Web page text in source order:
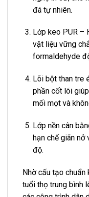
đá tự nhiên.
Lớp keo PUR –
vật liệu vững
formaldehyde
Lõi bột than tre
phần cốt lõi
mối mọt và
Lớp nền cân
hạn chế giãn
độ.
Nhờ cấu tạo chuẩn
tuổi thọ trung bình